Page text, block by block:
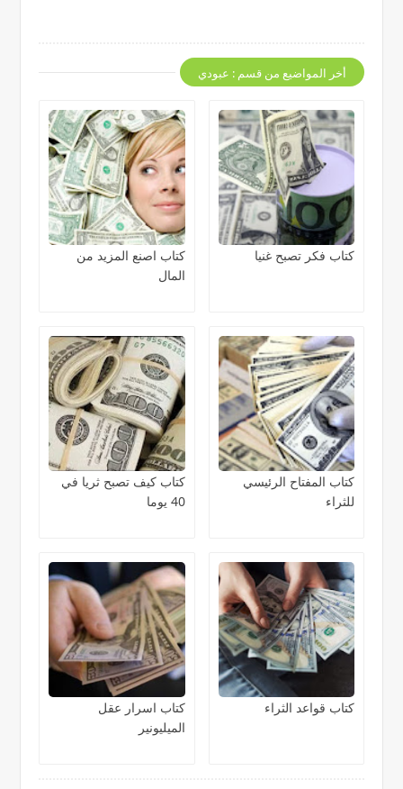
أخر المواضيع من قسم : عبودي
كتاب فكر تصبح غنيا
كتاب اصنع المزيد من
المال
كتاب المفتاح الرئيسي
للثراء
كتاب كيف تصبح ثريا في
40 يوما
كتاب قواعد الثراء
كتاب اسرار عقل
الميليونير